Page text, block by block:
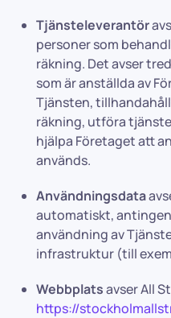
Tjänsteleverantör
personer som
räkning. Det avser
som är anställda av
Tjänsten,
räkning, utföra
hjälpa Företaget att
används.
Användningsdata
automatiskt,
användning av
infrastruktur (till
Webbplatsavser All
https://